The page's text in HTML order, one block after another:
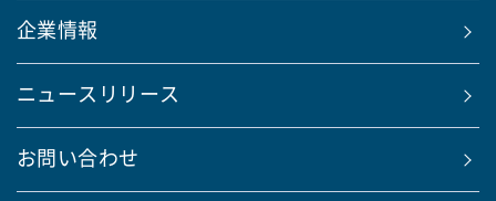
企業情報
ニュースリリース
お問い合わせ